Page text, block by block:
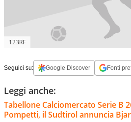
123RF
Seguici su: Google Discover Fonti
Leggi anche:
Tabellone Calciomercato Serie B
Pompetti, il Sudtirol annuncia